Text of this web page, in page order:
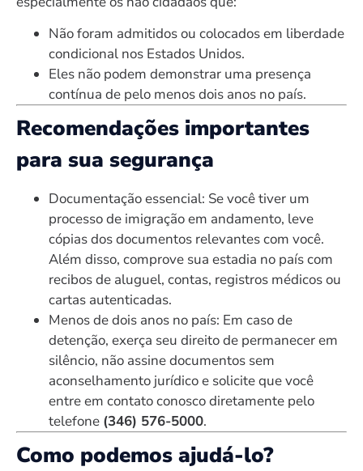
Não foram admitidos ou colocados em liberdade
condicional nos Estados Unidos.
Eles não podem demonstrar uma presença
contínua de pelo menos dois anos no país.
Recomendações importantes
para sua segurança
Documentação essencial: Se você tiver um
processo de imigração em andamento, leve
cópias dos documentos relevantes com você.
Além disso, comprove sua estadia no país com
recibos de aluguel, contas, registros médicos ou
cartas autenticadas.
Menos de dois anos no país: Em caso de
detenção, exerça seu direito de permanecer em
silêncio, não assine documentos sem
aconselhamento jurídico e solicite que você
entre em contato conosco diretamente pelo
telefone (346) 576-5000.
Como podemos ajudá-lo?